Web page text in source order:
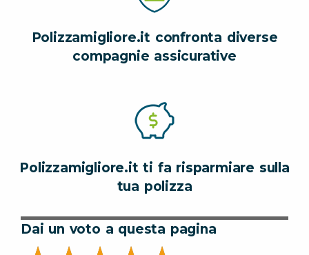
Polizzamigliore.it confronta diverse
compagnie assicurative
Polizzamigliore.it ti fa risparmiare sulla
tua polizza
Dai un voto a questa pagina